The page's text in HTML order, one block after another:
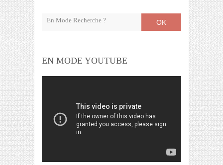
OK
EN MODE YOUTUBE